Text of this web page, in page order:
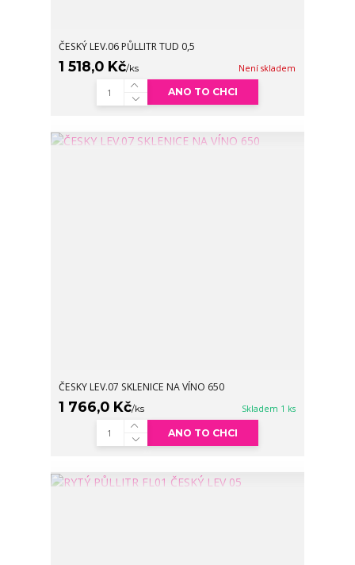
ČESKÝ LEV.06 PŮLLITR TUD 0,5
1 518,0 Kč/ks Není skladem
ANO TO CHCI
ČESKY LEV.07 SKLENICE NA VÍNO 650
1 766,0 Kč/ks Skladem 1 ks
ANO TO CHCI